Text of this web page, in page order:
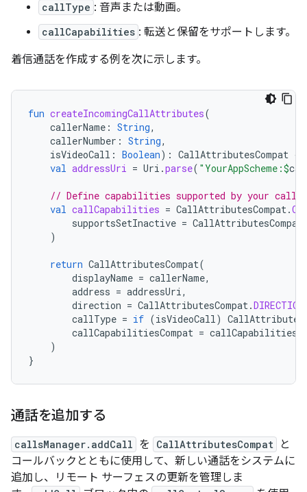
callType : 音声または動画。
callCapabilities : 転送と保留をサポートします。
着信通話を作成する例を次に示します。
fun createIncomingCallAttributes(
callerName : String,
callerNumber : String,
isVideoCall : Boolean): CallAttributesCompat {
val addressUri = Uri .parse( "YourAppScheme:$
// Define capabilities supported by your call.
val callCapabilities = CallAttributesCompat.
supportsSetInactive = CallAttributesCompat
)
return CallAttributesCompat(
displayName = callerName,
address = addressUri,
direction = CallAttributesCompat.
callType = if (isVideoCall)
callCapabilitiesCompat = callCapabilities
)
}
通話を追加する
callsManager.addCall を CallAttributesCompat
と
コールバックとともに使用して、新しい通話をシステムに
追加し、リモート サーフェスの更新を管理しま